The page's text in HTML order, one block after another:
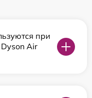
при
Dyson Air